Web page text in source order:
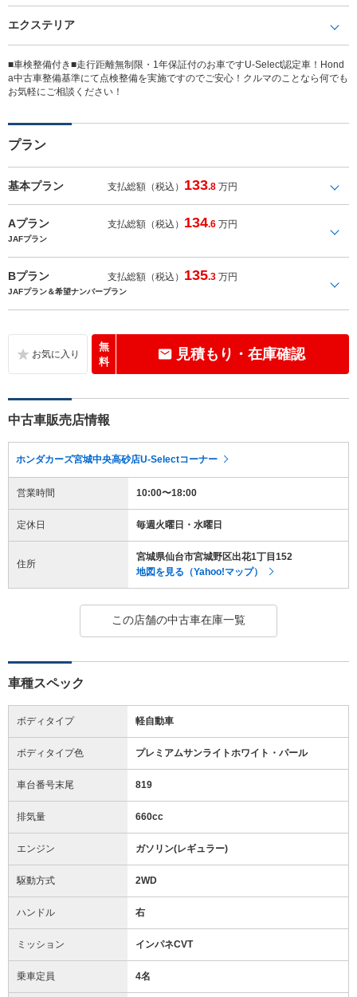
エクステリア
■車検整備付き■走行距離無制限・1年保証付のお車ですU-Select認定車！Hond
a中古車整備基準にて点検整備を実施ですのでご安心！クルマのことなら何でも
お気軽にご相談ください！
プラン
基本プラン 支払総額（税込） 133.8 万円
Aプラン 支払総額（税込） 134.6 万円
JAFプラン
Bプラン 支払総額（税込） 135.3 万円
JAFプラン＆希望ナンバープラン
無
料
見積もり・在庫確認
中古車販売店情報
ホンダカーズ宮城中央高砂店U-Selectコーナー
営業時間 10:00〜18:00
定休日 毎週火曜日・水曜日
住所
宮城県仙台市宮城野区出花1丁目152
地図を見る（Yahoo!マップ）
この店舗の中古車在庫一覧
車種スペック
ボディタイプ 軽自動車
ボディタイプ色 プレミアムサンライトホワイト・パール
車台番号末尾 819
排気量 660cc
エンジン ガソリン(レギュラー)
駆動方式 2WD
ハンドル 右
ミッション インパネCVT
乗車定員 4名